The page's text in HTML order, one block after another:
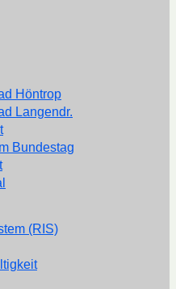
Höntrop
Langendr.
Bundestag
(RIS)